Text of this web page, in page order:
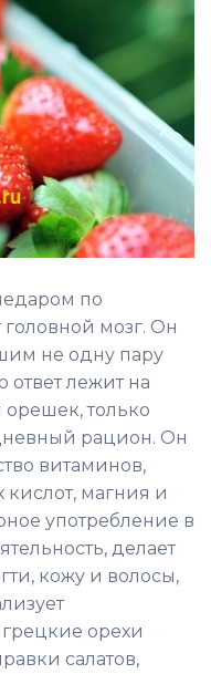
по
мозг. Он
не одну пару
ответ лежит на
орешек, только
рацион. Он
витаминов,
магния и
употребление в
делает
кожу и волосы,
орехи
салатов,